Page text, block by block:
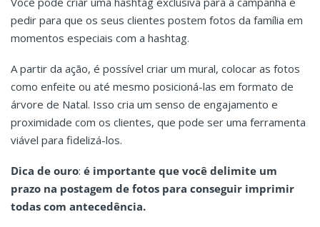
pedir para que os seus clientes postem fotos da família em
momentos especiais com a hashtag.
A partir da ação, é possível criar um mural, colocar as fotos
como enfeite ou até mesmo posicioná-las em formato de
árvore de Natal. Isso cria um senso de engajamento e
proximidade com os clientes, que pode ser uma ferramenta
viável para fidelizá-los.
Dica de ouro: é importante que você delimite um
prazo na postagem de fotos para conseguir imprimir
todas com antecedência.